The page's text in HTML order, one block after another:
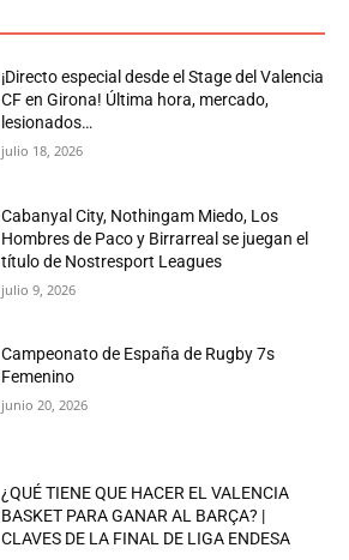
¡Directo especial desde el Stage del Valencia
CF en Girona! Última hora, mercado,
lesionados…
julio 18, 2026
Cabanyal City, Nothingam Miedo, Los
Hombres de Paco y Birrarreal se juegan el
título de Nostresport Leagues
julio 9, 2026
Campeonato de España de Rugby 7s
Femenino
junio 20, 2026
¿QUÉ TIENE QUE HACER EL VALENCIA
BASKET PARA GANAR AL BARÇA? |
CLAVES DE LA FINAL DE LIGA ENDESA